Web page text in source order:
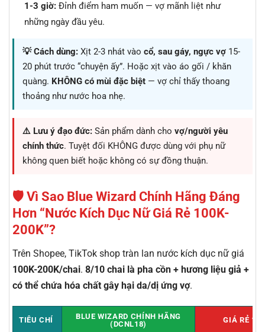
1-3 giờ:Đỉnh điểm ham muốn — vợ mãnh liệt như
những ngày đầu yêu.
💡 Cách dùng: Xịt 2-3 nhát vào cổ, sau gáy, ngực vợ 15-
20 phút trước “chuyện ấy”. Hoặc xịt vào áo gối / khăn
quàng. KHÔNG có mùi đặc biệt — vợ chỉ thấy thoang
thoảng như nước hoa nhẹ.
⚠️ Lưu ý đạo đức: Sản phẩm dành cho vợ/người yêu
chính thức. Tuyệt đối KHÔNG được dùng với phụ nữ
không quen biết hoặc không có sự đồng thuận.
🛡️ Vì Sao Blue Wizard Chính Hãng Đáng
Hơn “Nước Kích Dục Nữ Giá Rẻ 100K-
200K”?
Trên Shopee, TikTok shop tràn lan nước kích dục nữ giá
100K-200K/chai. 8/10 chai là pha cồn + hương liệu giả +
có thể chứa hóa chất gây hại da/dị ứng vợ.
TIÊU CHÍ
BLUE WIZARD CHÍNH HÃNG
(DCNL18)
GIÁ RẺ